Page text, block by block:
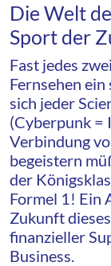
Die Welt
Sport der
Fast jedes
Fernsehen
sich jeder
(Cyberpunk =
Verbindung
begeistern
der
Formel 1! Ein
Zukunft
finanzieller
Business.